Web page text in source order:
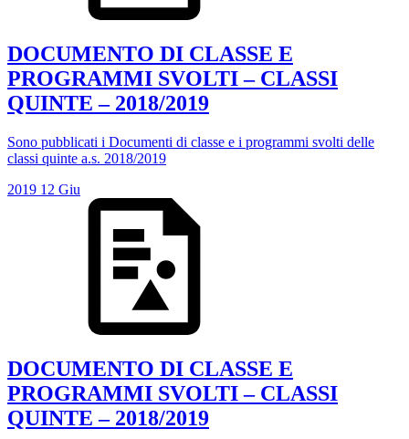
DOCUMENTO DI CLASSE E
PROGRAMMI SVOLTI – CLASSI
QUINTE – 2018/2019
Sono pubblicati i Documenti di classe e i programmi svolti delle
classi quinte a.s. 2018/2019
2019 12 Giu
DOCUMENTO DI CLASSE E
PROGRAMMI SVOLTI – CLASSI
QUINTE – 2018/2019